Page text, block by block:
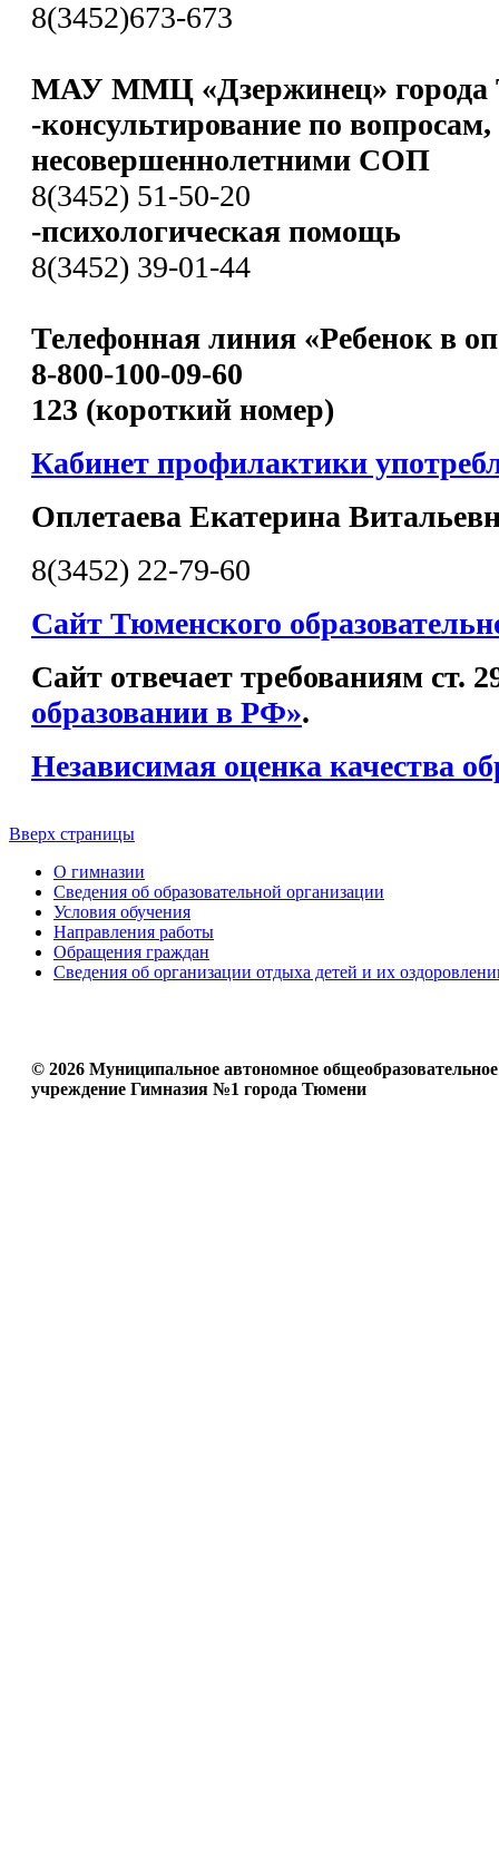
8(3452)673-673
МАУ ММЦ «Дзержинец» города
-консультирование по
несовершеннолетними СОП
8(3452) 51-50-20
-психологическая помощь
8(3452) 39-01-44
Телефонная линия «Ребенок в
8-800-100-09-60
123 (короткий номер)
Кабинет профилактики
Оплетаева Екатерина
8(3452) 22-79-60
Сайт Тюменского
Сайт отвечает требованиям ст.
образовании в РФ».
Независимая оценка качества
Вверх страницы
О гимназии
Сведения об образовательной организации
Условия обучения
Направления работы
Обращения граждан
Сведения об организации отдыха детей и их
© 2026 Муниципальное автономное общеобразовательное
учреждение Гимназия №1 города Тюмени